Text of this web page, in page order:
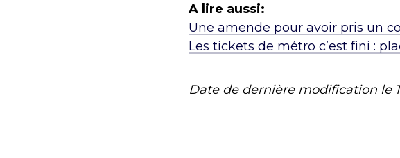
A lire aussi:
Une amende pour avoir pris un
Les tickets de métro c’est fini :
Date de dernière modification le